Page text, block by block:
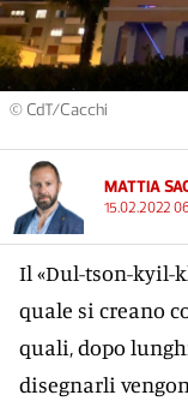
© CdT/Cacchi
MATTIA
15.02.2022
Il «Dul-tson-kyil-
quale si creano
quali, dopo
disegnarli